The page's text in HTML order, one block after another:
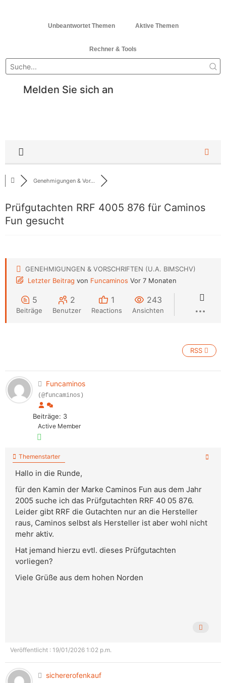
Unbeantwortet Themen Aktive Themen
Rechner & Tools
Melden Sie sich an
Genehmigungen & Vor...
Prüfgutachten RRF 4005 876 für Caminos
Fun gesucht
GENEHMIGUNGEN & VORSCHRIFTEN (U.A. BIMSCHV)
Letzter Beitrag von Funcaminos Vor 7 Monaten
5
Beiträge
2
Benutzer
1
Reactions
243
Ansichten
RSS
Funcaminos
(@funcaminos)
Beiträge: 3
Active Member
Themenstarter
Hallo in die Runde,
für den Kamin der Marke Caminos Fun aus dem Jahr
2005 suche ich das Prüfgutachten RRF 40 05 876.
Leider gibt RRF die Gutachten nur an die Hersteller
raus, Caminos selbst als Hersteller ist aber wohl nicht
mehr aktiv.
Hat jemand hierzu evtl. dieses Prüfgutachten
vorliegen?
Viele Grüße aus dem hohen Norden
Veröffentlicht : 19/01/2026 1:02 p.m.
sichererofenkauf